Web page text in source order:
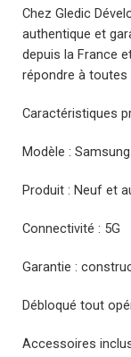
Chez Gledic
authentique et
depuis la France
répondre à
Caractéristiques
Modèle :
Produit : Neuf et
Connectivité : 5G
Garantie :
Débloqué tout
Accessoires